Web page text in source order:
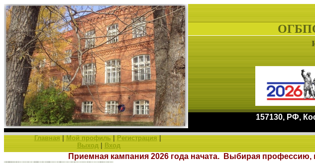
157130, РФ,
Главная Мой профиль Регистрация
Выход| Вход
Приемная кампания 2026 года начата. Выбирая